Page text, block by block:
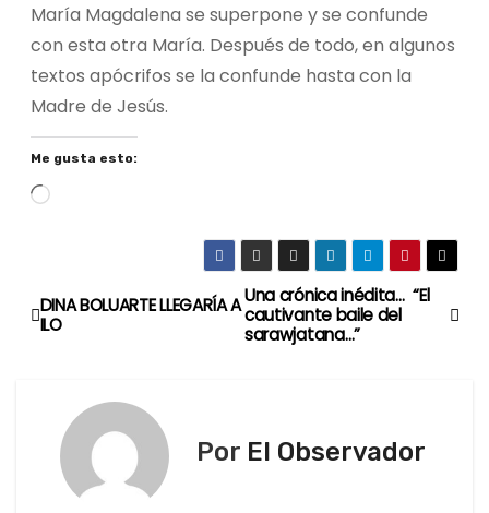
María Magdalena se superpone y se confunde
con esta otra María. Después de todo, en algunos
textos apócrifos se la confunde hasta con la
Madre de Jesús.
Me gusta esto:
C
a
N
Una crónica inédita… “El
cautivante baile del
sarawjatana…”
DINA BOLUARTE LLEGARÍA A
ILO
Por El Observador